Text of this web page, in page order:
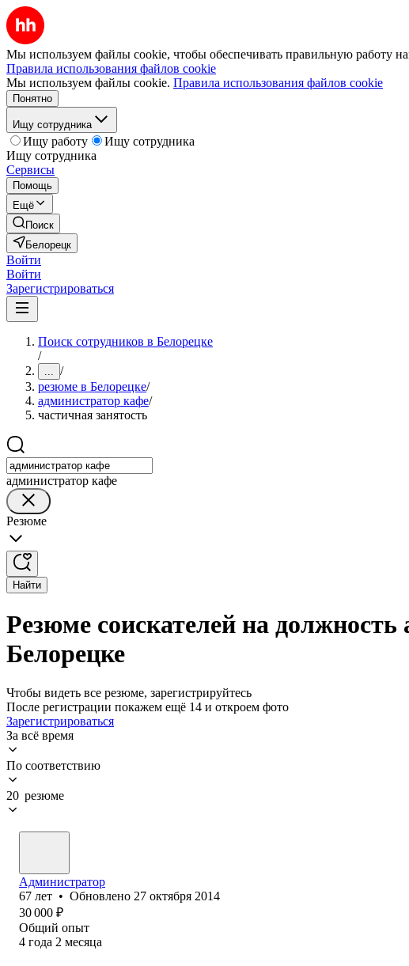
Мы используем файлы cookie, чтобы обеспечивать правильную работу
Правила использования файлов cookie
Мы используем файлы cookie. Правила использования файлов cookie
Понятно
Ищу сотрудника
Ищу работу
Ищу сотрудника
Ищу сотрудника
Сервисы
Помощь
Ещё
Поиск
Белорецк
Войти
Войти
Зарегистрироваться
Поиск сотрудников в Белорецке
/
... /
резюме в Белорецке/
администратор кафе/
частичная занятость
администратор кафе
Резюме
Найти
Резюме соискателей на
Белорецке
Чтобы видеть все резюме, зарегистрируйтесь
После регистрации покажем ещё 14 и откроем фото
Зарегистрироваться
За всё время
По соответствию
20 резюме
Администратор
67 лет • Обновлено 27 октября 2014
30 000 ₽
Общий опыт
4 года 2 месяца